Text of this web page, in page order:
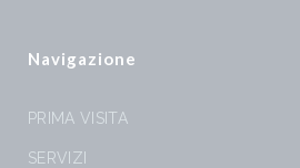
Navigazione
PRIMA VISITA
SERVIZI